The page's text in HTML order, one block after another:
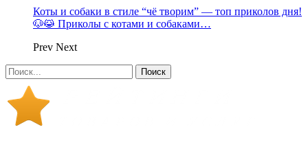
Коты и собаки в стиле “чё творим” — топ приколов дня!
🐶😹 Приколы с котами и собаками…
Prev Next